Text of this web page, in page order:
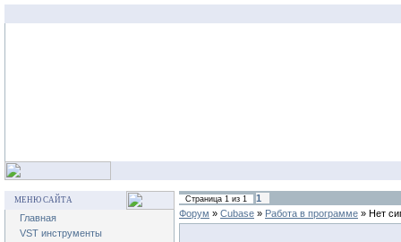
МЕНЮ САЙТА
Главная
VST инструменты
Страница 1 из 1
1
Форум » Cubase » Работа в программе » Нет